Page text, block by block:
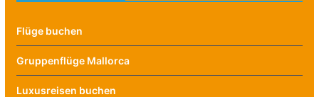
Flüge buchen
Gruppenflüge Mallorca
Luxusreisen buchen